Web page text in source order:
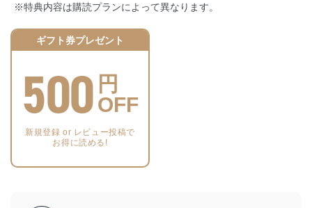
※特典内容は購読プランによって異なります。
ギフト券プレゼント
500 円
OFF
新規登録 or レビュー投稿で
お得に読める!